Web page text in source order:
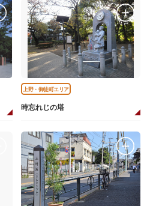
上野・御徒町エリア
時忘れじの塔